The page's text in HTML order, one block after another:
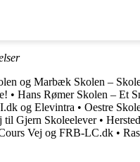
og Marbæk Skolen –
• Hans Rømer Skolen – Et
og Elevintra • Oestre
til Gjern Skoleelever•
Vej og FRB-LC.dk •